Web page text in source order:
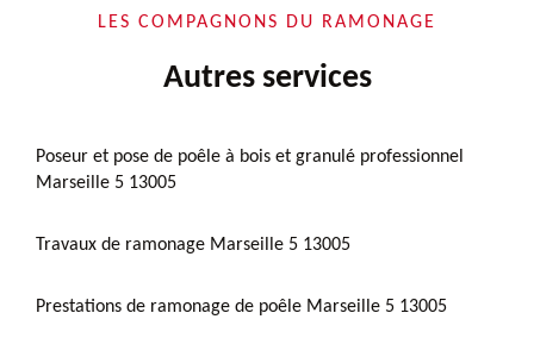
LES COMPAGNONS DU RAMONAGE
Autres services
Poseur et pose de poêle à bois et granulé professionnel
Marseille 5 13005
Travaux de ramonage Marseille 5 13005
Prestations de ramonage de poêle Marseille 5 13005